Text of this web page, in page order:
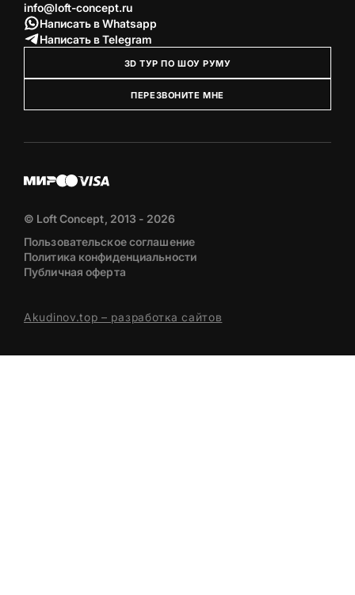
info@loft-concept.ru
Написать в Whatsapp
Написать в Telegram
3D ТУР ПО ШОУ РУМУ
ПЕРЕЗВОНИТЕ МНЕ
© Loft Concept, 2013 - 2026
Пользовательское соглашение
Политика конфиденциальности
Публичная оферта
Akudinov.top – разработка сайтов